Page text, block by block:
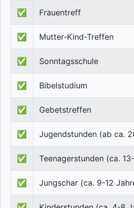
✅ Frauentreff
✅ Mutter-Kind-Treffen
✅ Sonntagsschule
✅ Bibelstudium
✅ Gebetstreffen
✅ Jugendstunden (ab ca.
✅ Teenagerstunden (ca.
✅ Jungschar (ca. 9-12